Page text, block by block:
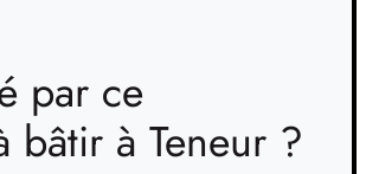
(62)
07 / 27
par ce
bâtir à Teneur ?